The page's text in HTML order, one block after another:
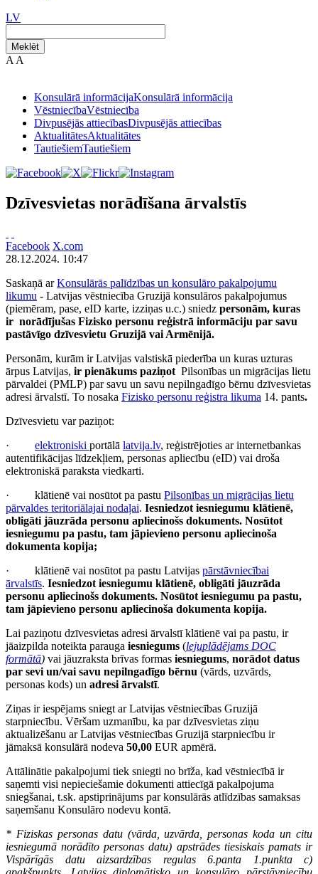
LV
Meklēt
A A
Konsulārā informācijaKonsulārā informācija
VēstniecībaVēstniecība
Divpusējās attiecībasDivpusējās attiecības
AktualitātesAktualitātes
TautiešiemTautiešiem
Dzīvesvietas norādīšana ārvalstīs
Facebook X.com
28.12.2024. 10:47
Saskaņā arKonsulārās palīdzības un konsulāro pakalpojumu
likumu - Latvijas vēstniecība Gruzijā konsulāros pakalpojumus
(piemēram, pase, eID karte, izziņas u.c.) sniedz personām, kuras
ir norādījušas Fizisko personu reģistrā informāciju par savu
pastāvīgo dzīvesvietu Gruzijā vai Armēnijā.
Personām, kurām ir Latvijas valstiskā piederība un kuras uzturas
ārpus Latvijas, ir pienākums paziņot Pilsonības un migrācijas lietu
pārvaldei (PMLP) par savu un savu nepilngadīgo bērnu dzīvesvietas
adresi ārvalstī. To nosaka Fizisko personu reģistra likuma 14. pants.
Dzīvesvietu var paziņot:
· elektroniski portālā latvija.lv, reģistrējoties ar internetbankas
autentifikācijas līdzekļiem, personas apliecību (eID) vai droša
elektroniskā paraksta viedkarti.
· klātienē vai nosūtot pa pastu Pilsonības un migrācijas lietu
pārvaldes teritoriālajai nodaļai. Iesniedzot iesniegumu klātienē,
obligāti jāuzrāda personu apliecinošs dokuments. Nosūtot
iesniegumu pa pastu, tam jāpievieno personu apliecinoša
dokumenta kopija;
· klātienē vai nosūtot pa pastu Latvijas pārstāvniecībai
ārvalstīs. Iesniedzot iesniegumu klātienē, obligāti jāuzrāda
personu apliecinošs dokuments. Nosūtot iesniegumu pa pastu,
tam jāpievieno personu apliecinoša dokumenta kopija.
Lai paziņotu dzīvesvietas adresi ārvalstī klātienē vai pa pastu, ir
jāaizpilda noteikta parauga iesniegums (lejuplādējams DOC
formātā) vai jāuzraksta brīvas formas iesniegums, norādot datus
par sevi un/vai savu nepilngadīgo bērnu (vārds, uzvārds,
personas kods) un adresi ārvalstī.
Ziņas ir iespējams sniegt ar Latvijas vēstniecības Gruzijā
starpniecību. Vēršam uzmanību, ka par dzīvesvietas ziņu
aktualizēšanu ar Latvijas vēstniecības Gruzijā starpniecību ir
jāmaksā konsulārā nodeva 50,00 EUR apmērā.
Attālinātie pakalpojumi tiek sniegti no brīža, kad vēstniecībā ir
saņemti visi nepieciešamie dokumenti attiecīgā pakalpojuma
sniegšanai, t.sk. apstiprinājums par konsulārās atlīdzības samaksas
saņemšanu Konsulāro nodevu kontā.
* Fiziskas personas datu (vārda, uzvārda, personas koda un citu
iesniegumā norādīto personas datu) apstrādes tiesiskais pamats ir
Vispārīgās datu aizsardzības regulas 6.panta 1.punkta c)